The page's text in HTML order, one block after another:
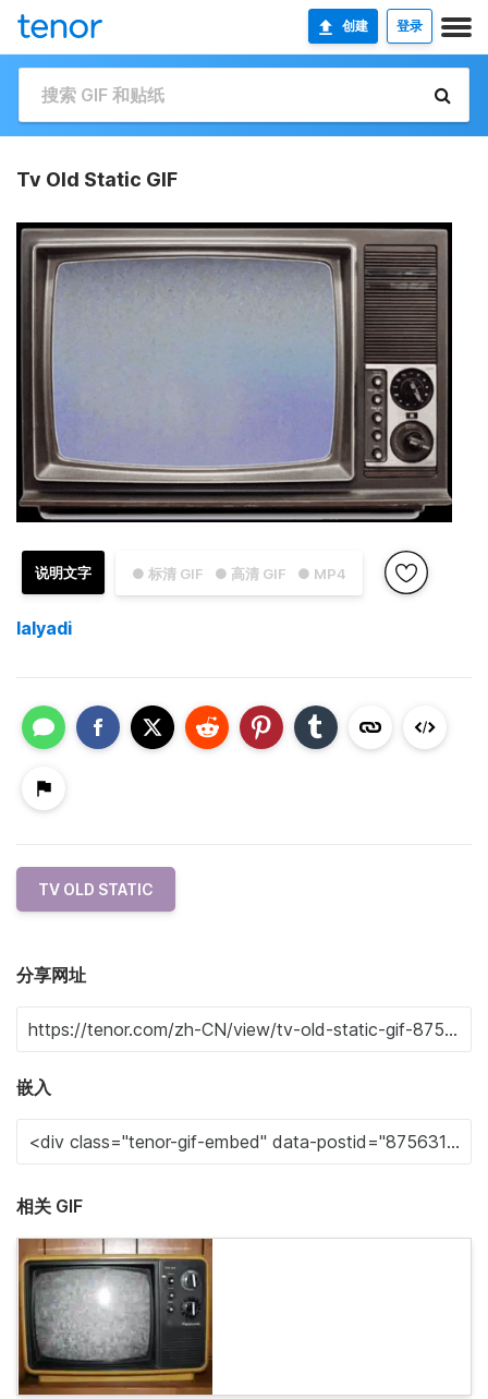
创建 登录
Tv Old Static GIF
● 标清 GIF ● 高清 GIF ● MP4
说明文字
lalyadi
TV OLD STATIC
分享网址
嵌入
相关 GIF